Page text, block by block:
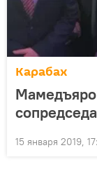
Карабах
15 января 2019,